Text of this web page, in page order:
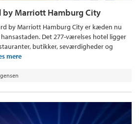
by Marriott Hamburg City
by Marriott Hamburg City er kæden nu
Det 277-værelses hotel ligger
butikker, seværdigheder og
mere